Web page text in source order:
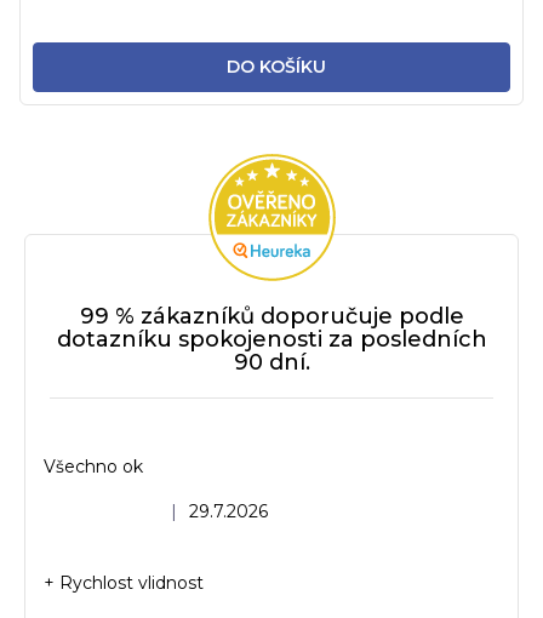
DO KOŠÍKU
99 % zákazníků doporučuje podle
dotazníku spokojenosti za posledních
90 dní.
Hodnocení obchodu je 5 z 5 hvězdiček.
| 29.7.2026
Všechno ok
+ Rychlost vlidnost